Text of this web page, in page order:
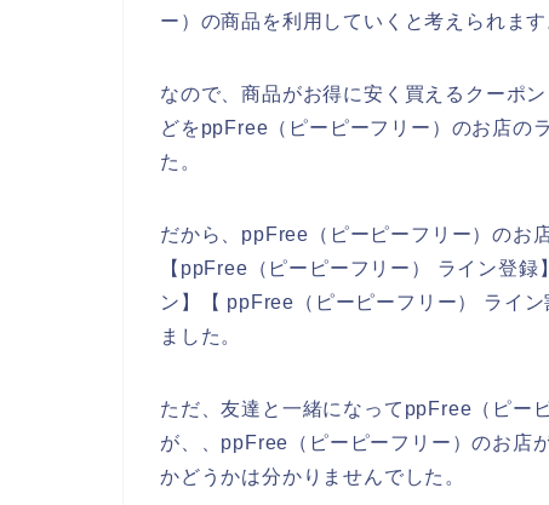
ー）の商品を利用していくと考えられます
なので、商品がお得に安く買えるクーポ
どをppFree（ピーピーフリー）のお店の
た。
だから、ppFree（ピーピーフリー）のお
【ppFree（ピーピーフリー） ライン登
ン】【 ppFree（ピーピーフリー） ライ
ました。
ただ、友達と一緒になってppFree（ピー
が、、ppFree（ピーピーフリー）のお店
かどうかは分かりませんでした。